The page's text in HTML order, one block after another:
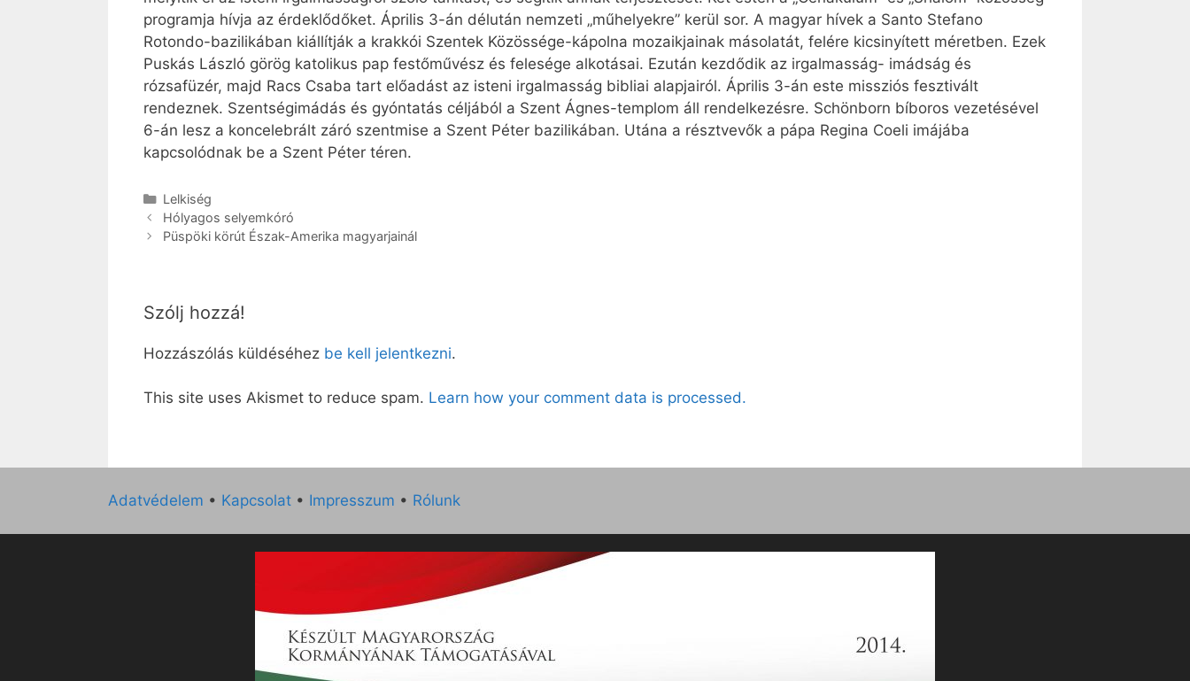
programja hívja az érdeklődőket. Április 3-án délután nemzeti „műhelyekre” kerül sor. A magyar hívek a Santo Stefano
Rotondo-bazilikában kiállítják a krakkói Szentek Közössége-kápolna mozaikjainak másolatát, felére kicsinyített méretben. Ezek
Puskás László görög katolikus pap festőművész és felesége alkotásai. Ezután kezdődik az irgalmasság- imádság és
rózsafüzér, majd Racs Csaba tart előadást az isteni irgalmasság bibliai alapjairól. Április 3-án este missziós fesztivált
rendeznek. Szentségimádás és gyóntatás céljából a Szent Ágnes-templom áll rendelkezésre. Schönborn bíboros vezetésével
6-án lesz a koncelebrált záró szentmise a Szent Péter bazilikában. Utána a résztvevők a pápa Regina Coeli imájába
kapcsolódnak be a Szent Péter téren.
Kategória
Lelkiség
Hólyagos selyemkóró
Püspöki körút Észak-Amerika magyarjainál
Szólj hozzá!
Hozzászólás küldéséhez be kell jelentkezni.
This site uses Akismet to reduce spam. Learn how your comment data is processed.
Adatvédelem • Kapcsolat • Impresszum • Rólunk